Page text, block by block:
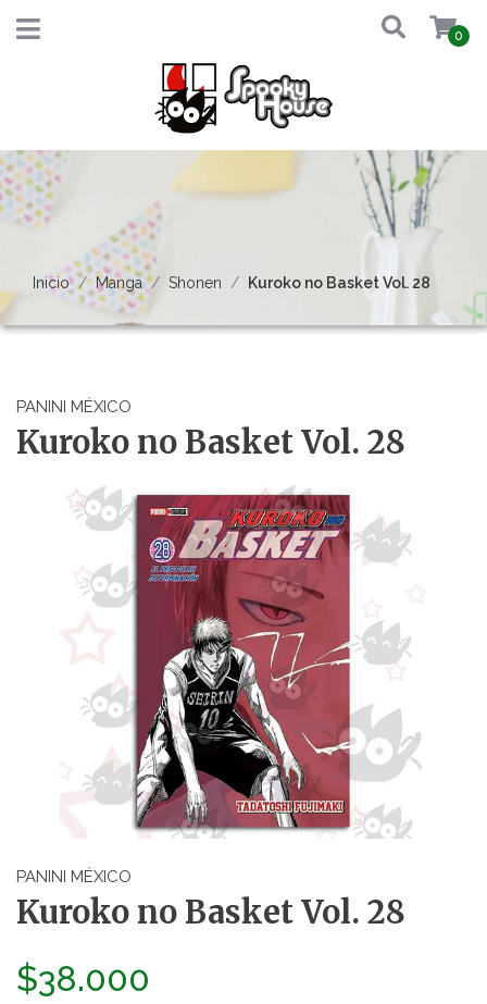
0
Inicio Manga Shonen Kuroko no Basket Vol. 28
PANINI MÉXICO
Kuroko no Basket Vol. 28
PANINI MÉXICO
Kuroko no Basket Vol. 28
$38.000